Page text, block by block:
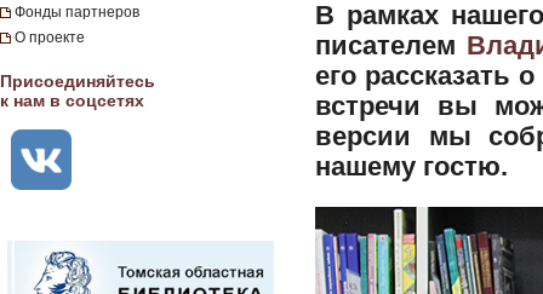
Фонды партнеров
О проекте
Присоединяйтесь
к нам в соцсетях
В рамках
писателем
его рассказать
встречи вы
версии мы
нашему гостю.